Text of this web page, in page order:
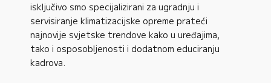
isključivo smo specijalizirani za ugradnju i
servisiranje klimatizacijske opreme prateći
najnovije svjetske trendove kako u uređajima,
tako i osposobljenosti i dodatnom educiranju
kadrova.